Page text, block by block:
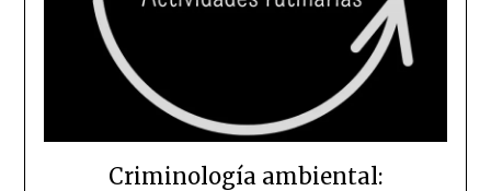
Criminología ambiental: